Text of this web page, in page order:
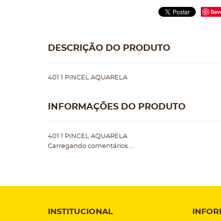
DESCRIÇÃO DO PRODUTO
401 1 PINCEL AQUARELA
INFORMAÇÕES DO PRODUTO
401 1 PINCEL AQUARELA
Carregando comentários ...
INSTITUCIONAL